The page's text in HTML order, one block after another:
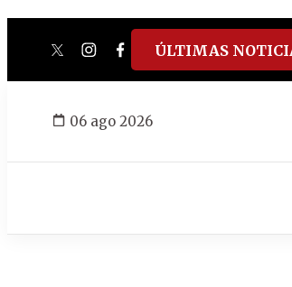
twitterinstagram
facebook
tiktokyoutube
spotify
ÚLTIMAS
06 ago 2026